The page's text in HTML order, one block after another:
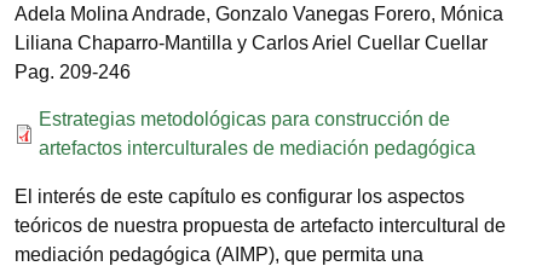
Adela Molina Andrade, Gonzalo Vanegas Forero, Mónica
Liliana Chaparro-Mantilla y Carlos Ariel Cuellar Cuellar
209-246
Documento
Estrategias metodológicas para construcción de
artefactos interculturales de mediación pedagógica
El interés de este capítulo es configurar los aspectos
teóricos de nuestra propuesta de artefacto intercultural de
mediación pedagógica (AIMP), que permita una